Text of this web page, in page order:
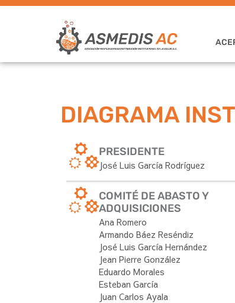
DIAGRAMA
PRESIDENTE
José Luis García Rodríguez
COMITÉ DE ABASTO Y
ADQUISICIONES
Ana Romero
Armando Báez Reséndiz
José Luis García Hernández
Jean Pierre González
Eduardo Morales
Esteban García
Juan Carlos Ayala